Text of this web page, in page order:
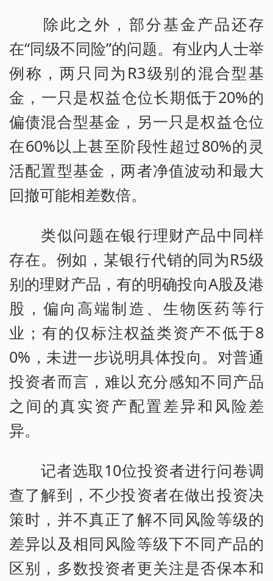
除此之外，部分基金产品还存
在“同级不同险”的问题。有业内人士举
例称，两只同为R3级别的混合型基
金，一只是权益仓位长期低于20%的
偏债混合型基金，另一只是权益仓位
在60%以上甚至阶段性超过80%的灵
活配置型基金，两者净值波动和最大
回撤可能相差数倍。
类似问题在银行理财产品中同样
存在。例如，某银行代销的同为R5级
别的理财产品，有的明确投向A股及港
股，偏向高端制造、生物医药等行
业；有的仅标注权益类资产不低于8
0%，未进一步说明具体投向。对普通
投资者而言，难以充分感知不同产品
之间的真实资产配置差异和风险差
异。
记者选取10位投资者进行问卷调
查了解到，不少投资者在做出投资决
策时，并不真正了解不同风险等级的
差异以及相同风险等级下不同产品的
区别，多数投资者更关注是否保本和